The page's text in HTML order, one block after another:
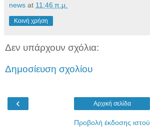
news at 11:46 π.μ.
Κοινή χρήση
Δεν υπάρχουν σχόλια:
Δημοσίευση σχολίου
‹ Αρχική σελίδα
Προβολή έκδοσης ιστού